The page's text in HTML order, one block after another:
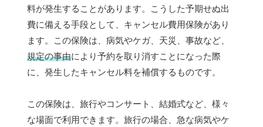
料が発生することがあります。こうした予期せぬ出
費に備える手段として、キャンセル費用保険があり
ます。この保険は、病気やケガ、天災、事故など、
規定の事由により予約を取り消すことになった際
に、発生したキャンセル料を補償するものです。
この保険は、旅行やコンサート、結婚式など、様々
な場面で利用できます。旅行の場合、急な病気やケ